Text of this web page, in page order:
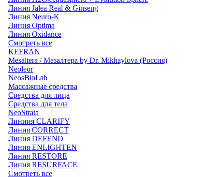
Линия Jalea Real & Ginseng
Линия Neuro-K
Линия Optima
Линия Oxidance
Смотреть все
KEFRAN
Mesaltera / Мезалтера by Dr. Mikhaylova (Россия)
Neoleor
NeosBioLab
Массажные средства
Средства для лица
Средства для тела
NeoStrata
Линиия CLARIFY
Линия CORRECT
Линия DEFEND
Линия ENLIGHTEN
Линия RESTORE
Линия RESURFACE
Смотреть все